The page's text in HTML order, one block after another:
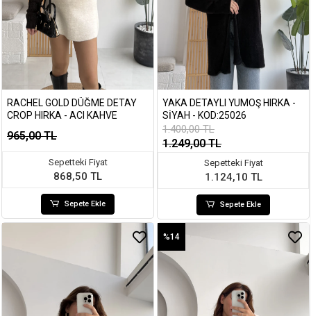
RACHEL GOLD DÜĞME DETAY
CROP HIRKA - ACI KAHVE
965,00 TL
Sepetteki Fiyat
868,50 TL
Sepete Ekle
YAKA DETAYLI YUMOŞ HIRKA -
SIYAH - KOD:25026
1.400,00 TL
1.249,00 TL
Sepetteki Fiyat
1.124,10 TL
Sepete Ekle
%14